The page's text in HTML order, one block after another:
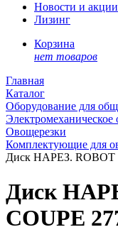
Новости и акции
Лизинг
Корзина
нет товаров
Главная
Каталог
Оборудование для
Электромеханическое
Овощерезки
Комплектующие для
Диск НАРЕЗ.
Диск
COUPE